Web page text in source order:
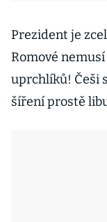
Prezident je
Romové
uprchlíků! Češi
šíření prostě